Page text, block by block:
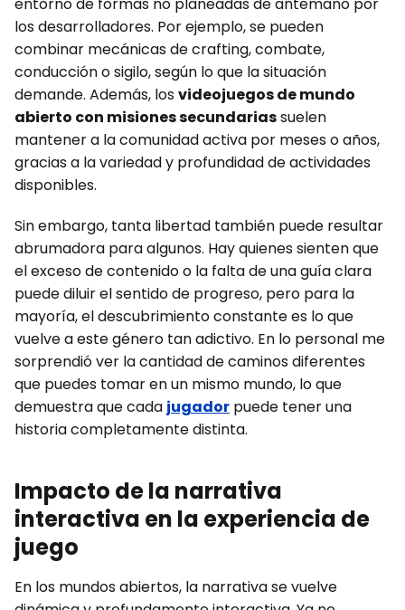
los desarrolladores. Por ejemplo, se pueden
combinar mecánicas de crafting, combate,
conducción o sigilo, según lo que la situación
demande. Además, losvideojuegos de mundo
abierto con misiones secundariassuelen
mantener a la comunidad activa por meses o años,
gracias a la variedad y profundidad de actividades
disponibles.
Sin embargo, tanta libertad también puede resultar
abrumadora para algunos. Hay quienes sienten que
el exceso de contenido o la falta de una guía clara
puede diluir el sentido de progreso, pero para la
mayoría, el descubrimiento constante es lo que
vuelve a este género tan adictivo. En lo personal me
sorprendió ver la cantidad de caminos diferentes
que puedes tomar en un mismo mundo, lo que
demuestra que cada jugador puede tener una
historia completamente distinta.
Impacto de la narrativa
interactiva en la experiencia de
juego
En los mundos abiertos, la narrativa se vuelve